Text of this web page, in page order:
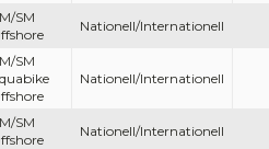
SM
Nationell/Internationell
SM
Nationell/Internationell
SM
Nationell/Internationell